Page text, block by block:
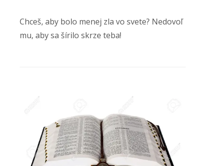
Chceš, aby bolo menej zla vo svete? Nedovoľ
mu, aby sa šírilo skrze teba!